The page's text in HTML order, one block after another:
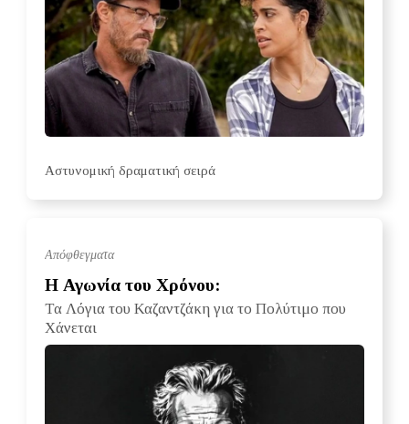
Αστυνομική δραματική σειρά
Απόφθεγματα
Η Αγωνία του Χρόνου:
Τα Λόγια του Καζαντζάκη για το Πολύτιμο που
Χάνεται